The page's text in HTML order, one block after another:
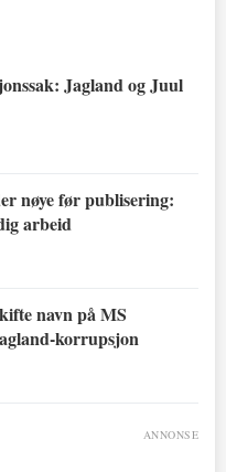
Jagland og Juul
nøye før publisering:
arbeid
navn på MS
korrupsjon
ANNONSE